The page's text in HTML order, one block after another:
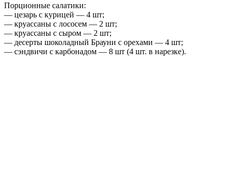
Порционные салатики:
— цезарь с курицей — 4 шт;
— круассаны с лососем — 2 шт;
— круассаны с сыром — 2 шт;
— десерты шоколадный Брауни с орехами — 4 шт;
— сэндвичи с карбонадом — 8 шт (4 шт. в нарезке).